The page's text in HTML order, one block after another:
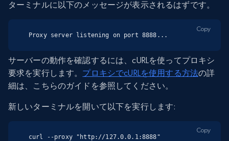
ターミナルに以下のメッセージが表示されるはずです。
Proxy server listening on port 8888...
Copy
サーバーの動作を確認するには、cURLを使ってプロキシ
要求を実行します。 プロキシでcURLを使用する方法の詳
細は、こちらのガイドを参照してください。
新しいターミナルを開いて以下を実行します:
curl --proxy "http://127.0.0.1:8888"
Copy